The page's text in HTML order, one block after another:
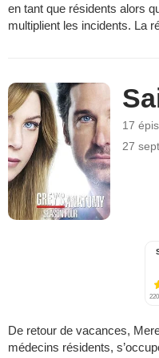
en tant que résidents alors
multiplient les incidents. La
17
27
De retour de vacances,
médecins résidents,